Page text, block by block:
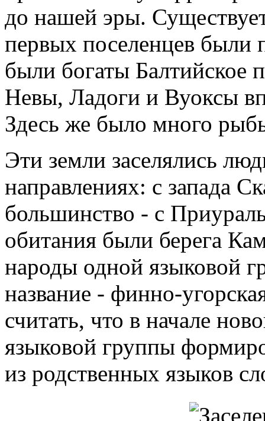
до нашей эры.
первых поселенцев были
были богаты Балтийское
Невы, Ладоги и Вуоксы
Здесь же было много
Эти земли заселялись
направлениях: с запада
большинство - с
обитания были берега
народы одной языковой
название - финно-
считать, что в начале
языковой группы
из родственных языков